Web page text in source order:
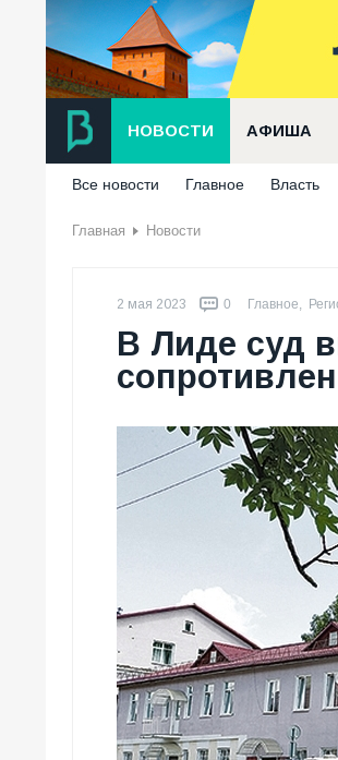
НОВОСТИ АФИША
Все новости Главное Власть
Главная Новости
2 мая 2023 0 Главное,
В Лиде суд